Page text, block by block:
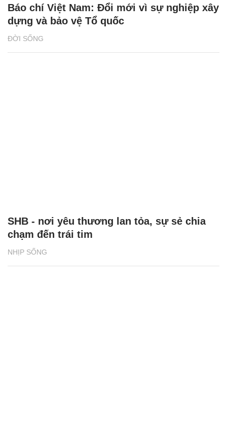
ĐỜI SỐNG
Báo chí Việt Nam: Đổi mới vì sự nghiệp xây
dựng và bảo vệ Tổ quốc
NHỊP SỐNG
SHB - nơi yêu thương lan tỏa, sự sẻ chia
chạm đến trái tim